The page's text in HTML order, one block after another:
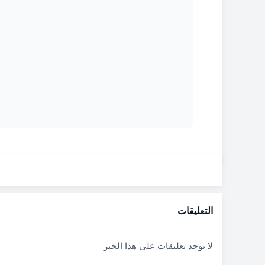
التعليقات
لا توجد تعليقات على هذا الخبر